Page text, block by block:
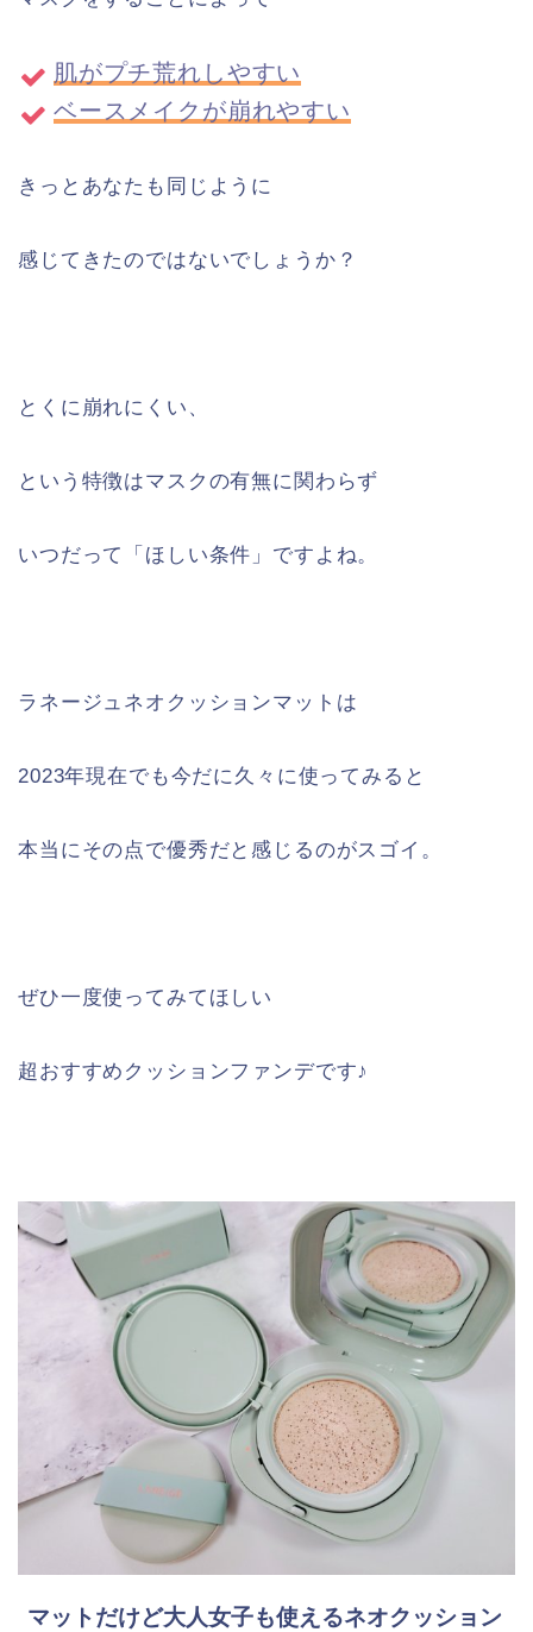
肌がプチ荒れしやすい
ベースメイクが崩れやすい
きっとあなたも同じように
感じてきたのではないでしょうか？
とくに崩れにくい、
という特徴はマスクの有無に関わらず
いつだって「ほしい条件」ですよね。
ラネージュネオクッションマットは
2023年現在でも今だに久々に使ってみると
本当にその点で優秀だと感じるのがスゴイ。
ぜひ一度使ってみてほしい
超おすすめクッションファンデです♪
マットだけど大人女子も使えるネオクッション